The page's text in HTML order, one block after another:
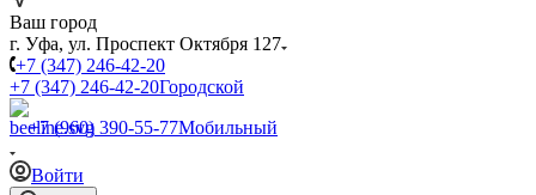
Ваш город
г. Уфа, ул. Проспект Октября 127
+7 (347) 246-42-20
+7 (347) 246-42-20Городской
+7 (960) 390-55-77Мобильный
Войти